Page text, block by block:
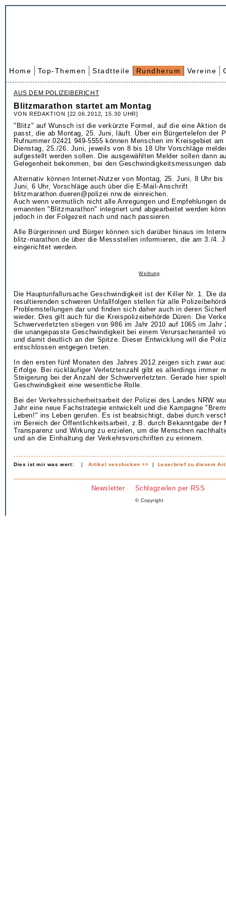
Home Top-Themen Stadtteile Rundherum Vereine
AUS DEM POLIZEIBERICHT
Blitzmarathon startet am Montag
VON REDAKTION [22.06.2012, 15.30 UHR]
"Blitz" auf Wunsch ist die verkürzte Formel, auf die eine Aktion
passt, die ab Montag, 25. Juni, läuft. Über ein Bürgertelefon der
Rufnummer 02421 949-5555 können Menschen im Kreisgebiet
Dienstag, 25./26. Juni, jeweils von 8 bis 18 Uhr Vorschläge
aufgestellt werden sollen. Die ausgewählten Melder sollen dann
Gelegenheit bekommen, bei den Geschwindigkeitsmessungen
Alternativ können Internet-Nutzer von Montag, 25. Juni, 8 Uhr
Juni, 6 Uhr, Vorschläge auch über die E-Mail-Anschrift
blitzmarathon.dueren@polizei.nrw.de einreichen.
Auch wenn vermutlich nicht alle Anregungen und Empfehlungen
ernannten "Blitzmarathon" integriert und abgearbeitet werden
jedoch in der Folgezeit nach und nach passieren.
Alle Bürgerinnen und Bürger können sich darüber hinaus im
blitz-marathon.de über die Messstellen informieren, die am 3./4.
eingerichtet werden.
Werbung
Die Hauptunfallursache Geschwindigkeit ist der Killer Nr. 1. Die
resultierenden schweren Unfallfolgen stellen für alle
Problemstellungen dar und finden sich daher auch in deren
wieder. Dies gilt auch für die Kreispolizeibehörde Düren. Die
Schwerverletzten stiegen von 986 im Jahr 2010 auf 1065 im Jahr
die unangepasste Geschwindigkeit bei einem Verursacheranteil
und damit deutlich an der Spitze. Dieser Entwicklung will die
entschlossen entgegen treten.
In den ersten fünf Monaten des Jahres 2012 zeigen sich zwar
Erfolge. Bei rückläufiger Verletztenzahl gibt es allerdings immer
Steigerung bei der Anzahl der Schwerverletzten. Gerade hier
Geschwindigkeit eine wesentliche Rolle.
Bei der Verkehrssicherheitsarbeit der Polizei des Landes NRW
Jahr eine neue Fachstrategie entwickelt und die Kampagne
Leben!" ins Leben gerufen. Es ist beabsichtigt, dabei durch
im Bereich der Öffentlichkeitsarbeit, z.B. durch Bekanntgabe der
Transparenz und Wirkung zu erzielen, um die Menschen
und an die Einhaltung der Verkehrsvorschriften zu erinnern.
Dies ist mir was wert: |Artikel veschicken >> | Leserbrief zu diesem
Newsletter Schlagzeilen per RSS
© Copyright